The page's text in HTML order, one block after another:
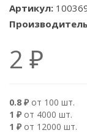
Артикул:
2 ₽
0.8 ₽ от 100 шт.
1 ₽ от 4000 шт.
1 ₽ от 12000 шт.